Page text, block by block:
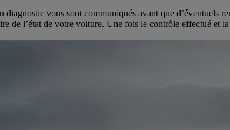
vous sont communiqués avant que d’éventuels
de l’état de votre voiture. Une fois le contrôle effectué et